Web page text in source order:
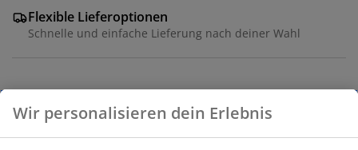
Flexible Lieferoptionen
Schnelle und einfache Lieferung nach deiner Wahl
Wir personalisieren dein Erlebnis